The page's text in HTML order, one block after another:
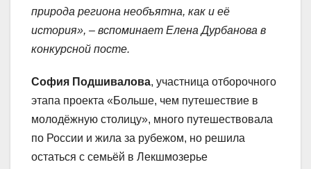
природа региона необъятна, как и её
история», – вспоминает Елена Дурбанова в
конкурсной посте.
София Подшивалова, участница отборочного
этапа проекта «Больше, чем путешествие в
молодёжную столицу», много путешествовала
по России и жила за рубежом, но решила
остаться с семьёй в Лекшмозерье